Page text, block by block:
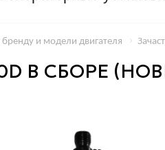
бренду и модели двигателя
В СБОРЕ